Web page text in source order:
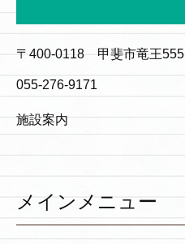
〒400-0118 甲斐市竜王555
055-276-9171
施設案内
メインメニュー